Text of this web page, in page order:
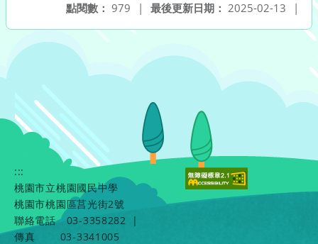
最後更新日期： 2025-02-13 |
點閱數： 979 |
:::
桃園市立桃園國民中學
桃園市桃園區莒光街2號
聯絡電話
03-3358282
|
傳真
03-3341005